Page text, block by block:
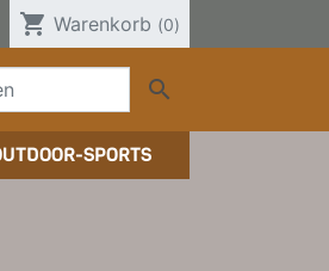
shopping_cart Warenkorb (0)

SPORTS